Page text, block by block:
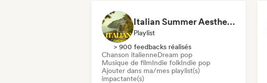
Italian Summer Aesthetic
Playlist
> 900 feedbacks réalisés
Chanson italienneDream pop
Musique de filmIndie folkIndie pop
Ajouter dans ma/mes playlist(s)
impactante(s)